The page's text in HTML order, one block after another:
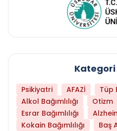
Psikiyatri AFAZİ
Tüp
Alkol Bağımlılığı
Otizm
Esrar Bağımlılığı
Kokain Bağımlılığı
Baş